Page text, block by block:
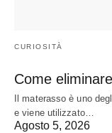
CURIOSITÀ
Come
Il materasso è uno
e viene utilizzato…
Agosto 5, 2026